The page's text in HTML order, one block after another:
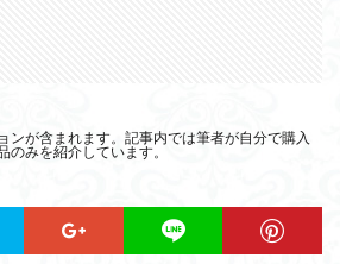
が含まれます。記事内では筆者が自分で購入
のみを紹介しています。